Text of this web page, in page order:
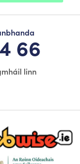
66
linn
cuairt ar
logo-sticky
footer-